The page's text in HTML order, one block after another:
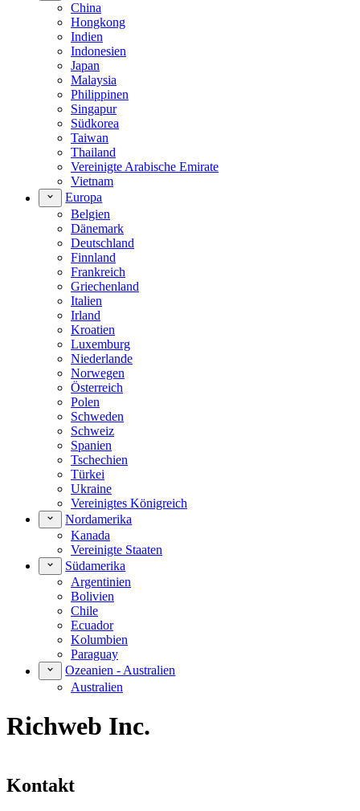
China
Hongkong
Indien
Indonesien
Japan
Malaysia
Philippinen
Singapur
Südkorea
Taiwan
Thailand
Vereinigte Arabische Emirate
Vietnam
Europa
Belgien
Dänemark
Deutschland
Finnland
Frankreich
Griechenland
Italien
Irland
Kroatien
Luxemburg
Niederlande
Norwegen
Österreich
Polen
Schweden
Schweiz
Spanien
Tschechien
Türkei
Ukraine
Vereinigtes Königreich
Nordamerika
Kanada
Vereinigte Staaten
Südamerika
Argentinien
Bolivien
Chile
Ecuador
Kolumbien
Paraguay
Ozeanien - Australien
Australien
Richweb Inc.
Kontakt